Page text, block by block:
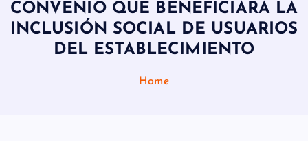
CONVENIO QUE BENEFICIARÁ LA
INCLUSIÓN SOCIAL DE USUARIOS
DEL ESTABLECIMIENTO
Home